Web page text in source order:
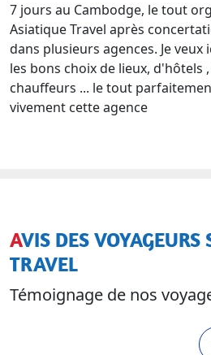
7 jours au Cambodge, le tout
Asiatique Travel après
dans plusieurs agences. Je
les bons choix de lieux, d'hôtels
chauffeurs ... le tout
vivement cette agence
AVIS DES VOYAGEURS SUR ASIATICA
TRAVEL
Témoignage de nos